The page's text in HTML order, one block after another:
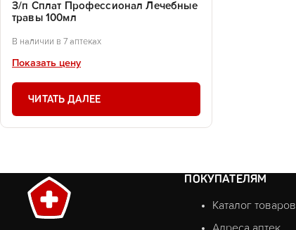
З/п Сплат Профессионал Лечебные
травы 100мл
В наличии в 7 аптеках
Показать цену
ЧИТАТЬ ДАЛЕЕ
ПОКУПАТЕЛЯМ
Каталог товаров
Адреса аптек